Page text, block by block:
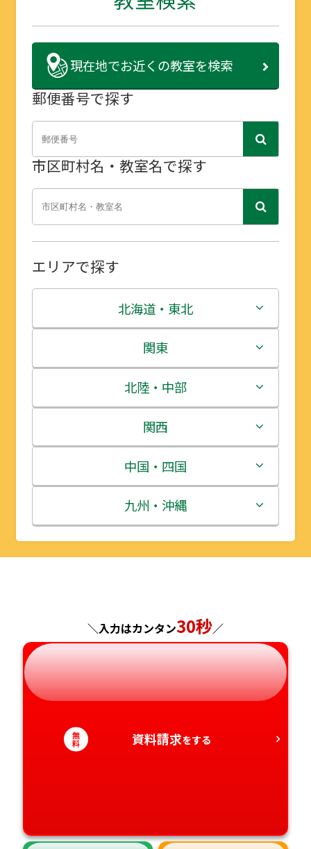
現在地でお近くの教室を検索
郵便番号で探す
市区町村名・教室名で探す
エリアで探す
北海道・東北
北海道
青森県
岩手県
宮城県
秋田県
山形県
関東
茨城県
栃木県
群馬県
埼玉県
千葉県
神奈川県
北陸・中部
新潟県
富山県
石川県
福井県
岐阜県
静岡県
愛知県
関西
三重県
滋賀県
京都府
兵庫県
奈良県
和歌山県
中国・四国
鳥取県
島根県
広島県
山口県
徳島県
香川県
九州・沖縄
福岡県
長崎県
熊本県
大分県
宮崎県
＼入力はカンタン30秒／
無
料 資料請求をする